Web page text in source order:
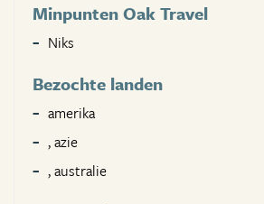
Minpunten Oak Travel
Niks
Bezochte landen
amerika
, azie
, australie